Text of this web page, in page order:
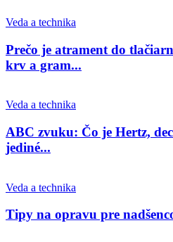
Veda a technika
Prečo je atrament do
krv a gram...
Veda a technika
ABC zvuku: Čo je Hertz,
jediné...
Veda a technika
Tipy na opravu pre